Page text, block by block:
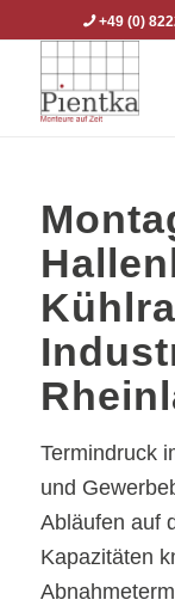
+49 (0)
Termindruck
und
Abläufen auf
Kapazitäten